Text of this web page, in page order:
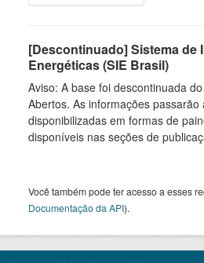
[Descontinuado] Sistema de
Energéticas (SIE Brasil)
Aviso: A base foi descontinuada
Abertos. As informações passarão
disponibilizadas em formas de
disponíveis nas seções de
Você também pode ter acesso a esses
Documentação da API).